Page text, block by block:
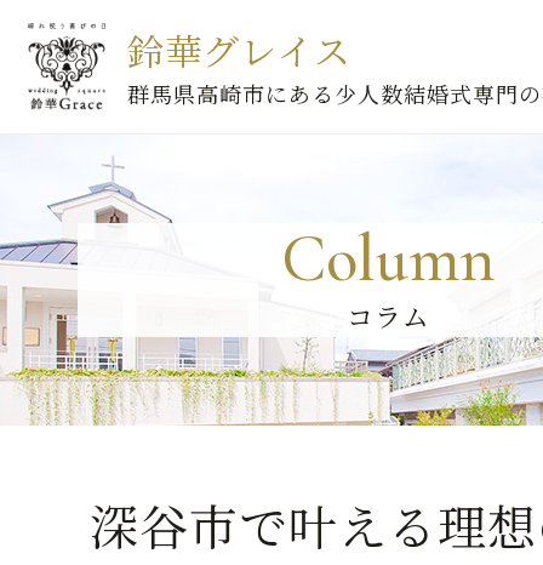
鈴華グレイス
群馬県高崎市にある少人数結婚式専門
Column
コラム
深谷市で叶える理